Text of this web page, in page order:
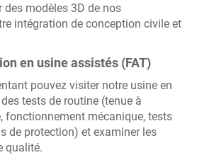
modèles 3D de nos
intégration de conception civile et
en usine assistés (FAT)
pouvez visiter notre usine en
tests de routine (tenue à
fonctionnement mécanique, tests
de protection) et examiner les
qualité.